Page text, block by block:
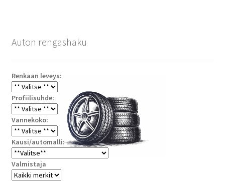
Auton rengashaku
Renkaan leveys:
Profiilisuhde:
Vannekoko:
Kausi/automalli:
Valmistaja